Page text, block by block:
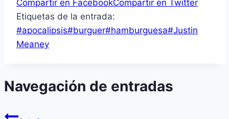
Compartir en FacebookCompartir en Twitter
Etiquetas de la entrada:
#apocalipsis#burguer#hamburguesa#Justin
Meaney
Navegación de entradas